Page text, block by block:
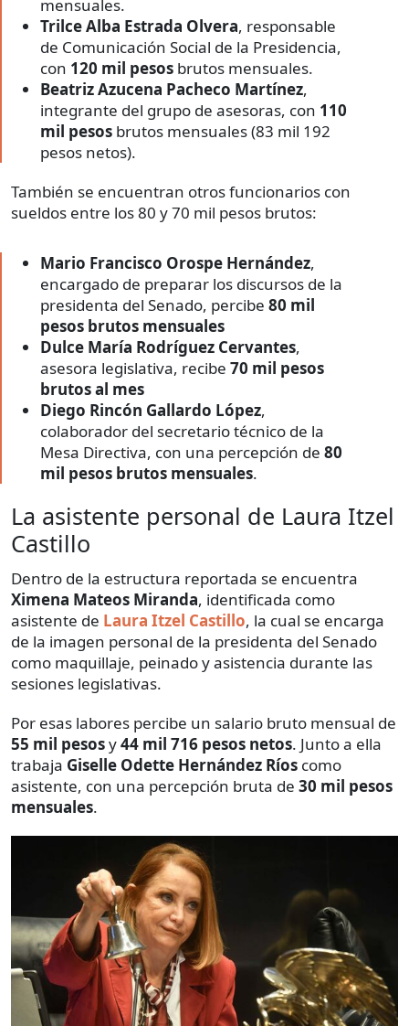
mensuales.
Trilce Alba Estrada Olvera, responsable
de Comunicación Social de la Presidencia,
con 120 mil pesos brutos mensuales.
Beatriz Azucena Pacheco Martínez,
integrante del grupo de asesoras, con 110
mil pesos brutos mensuales (83 mil 192
pesos netos).
También se encuentran otros funcionarios con
sueldos entre los 80 y 70 mil pesos brutos:
Mario Francisco Orospe Hernández,
encargado de preparar los discursos de la
presidenta del Senado, percibe 80 mil
pesos brutos mensuales
Dulce María Rodríguez Cervantes,
asesora legislativa, recibe 70 mil pesos
brutos al mes
Diego Rincón Gallardo López,
colaborador del secretario técnico de la
Mesa Directiva, con una percepción de 80
mil pesos brutos mensuales.
La asistente personal de Laura Itzel
Castillo
Dentro de la estructura reportada se encuentra
Ximena Mateos Miranda, identificada como
asistente de Laura Itzel Castillo, la cual se encarga
de la imagen personal de la presidenta del Senado
como maquillaje, peinado y asistencia durante las
sesiones legislativas.
Por esas labores percibe un salario bruto mensual de
55 mil pesosy44 mil 716 pesos netos. Junto a ella
trabaja Giselle Odette Hernández Ríos como
asistente, con una percepción bruta de 30 mil pesos
mensuales.